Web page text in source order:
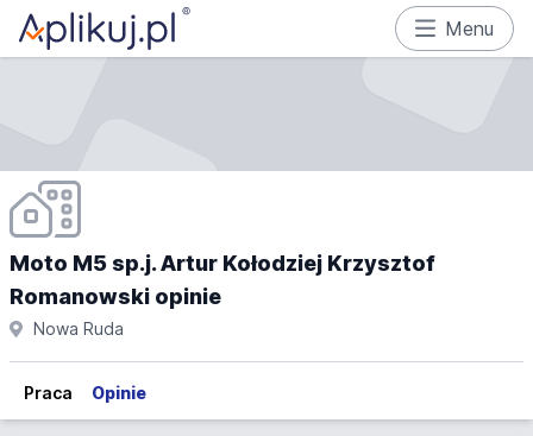
Menu
Moto M5 sp.j. Artur Kołodziej Krzysztof
Romanowski opinie
Nowa Ruda
Praca Opinie